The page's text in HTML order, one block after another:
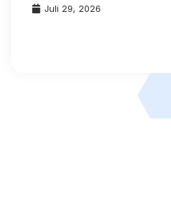
Juli 29, 2026